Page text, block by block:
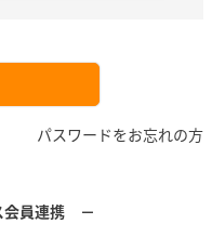
パスワードをお忘れの方
会員連携 －